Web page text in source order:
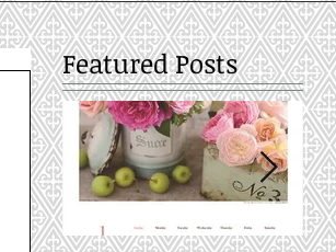
Featured Posts